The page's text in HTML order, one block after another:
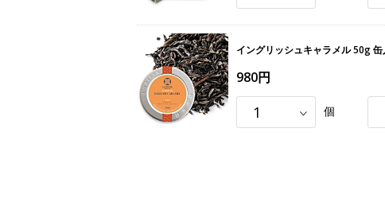
イングリッシュキャラメル 50g 缶
980円
個